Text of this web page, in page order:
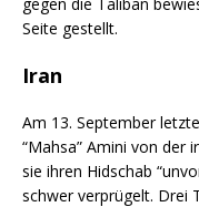
Seite gestellt.
Iran
Am 13. September
“Mahsa” Amini von der
sie ihren Hidschab
schwer verprügelt. Drei